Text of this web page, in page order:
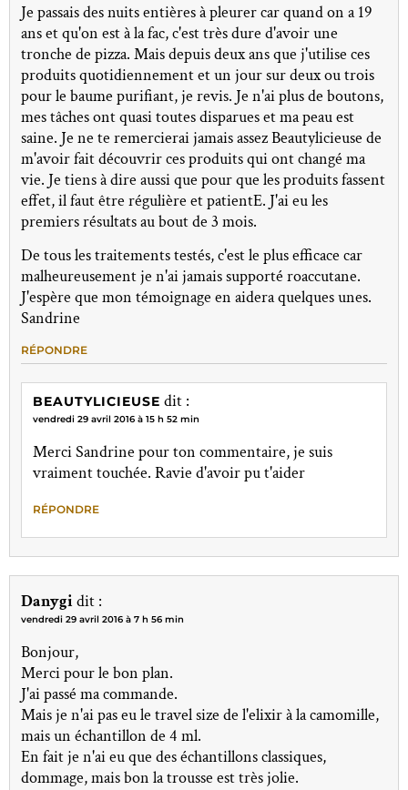
Je passais des nuits entières à pleurer car quand on a 19
ans et qu'on est à la fac, c'est très dure d'avoir une
tronche de pizza. Mais depuis deux ans que j'utilise ces
produits quotidiennement et un jour sur deux ou trois
pour le baume purifiant, je revis. Je n'ai plus de boutons,
mes tâches ont quasi toutes disparues et ma peau est
saine. Je ne te remercierai jamais assez Beautylicieuse de
m'avoir fait découvrir ces produits qui ont changé ma
vie. Je tiens à dire aussi que pour que les produits fassent
effet, il faut être régulière et patientE. J'ai eu les
premiers résultats au bout de 3 mois.
De tous les traitements testés, c'est le plus efficace car
malheureusement je n'ai jamais supporté roaccutane.
J'espère que mon témoignage en aidera quelques unes.
Sandrine
RÉPONDRE
BEAUTYLICIEUSE dit :
vendredi 29 avril 2016 à 15 h 52 min
Merci Sandrine pour ton commentaire, je suis
vraiment touchée. Ravie d'avoir pu t'aider
RÉPONDRE
Danygidit :
vendredi 29 avril 2016 à 7 h 56 min
Bonjour,
Merci pour le bon plan.
J'ai passé ma commande.
Mais je n'ai pas eu le travel size de l'elixir à la camomille,
mais un échantillon de 4 ml.
En fait je n'ai eu que des échantillons classiques,
dommage, mais bon la trousse est très jolie.